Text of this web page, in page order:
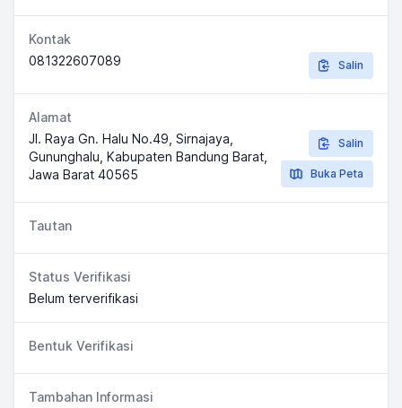
Kontak
081322607089
Salin
Alamat
Jl. Raya Gn. Halu No.49, Sirnajaya,
Gununghalu, Kabupaten Bandung Barat,
Jawa Barat 40565
Salin
Buka Peta
Tautan
Status Verifikasi
Belum terverifikasi
Bentuk Verifikasi
Tambahan Informasi